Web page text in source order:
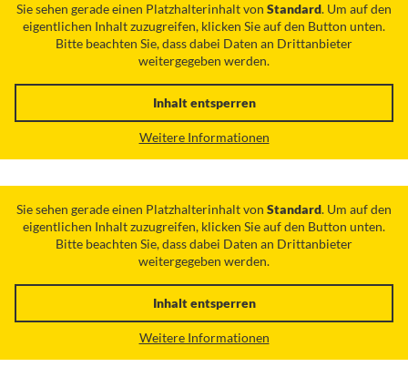
Sie sehen gerade einen Platzhalterinhalt von Standard. Um auf den
eigentlichen Inhalt zuzugreifen, klicken Sie auf den Button unten.
Bitte beachten Sie, dass dabei Daten an Drittanbieter
weitergegeben werden.
Inhalt entsperren
Weitere Informationen
Sie sehen gerade einen Platzhalterinhalt von Standard. Um auf den
eigentlichen Inhalt zuzugreifen, klicken Sie auf den Button unten.
Bitte beachten Sie, dass dabei Daten an Drittanbieter
weitergegeben werden.
Inhalt entsperren
Weitere Informationen